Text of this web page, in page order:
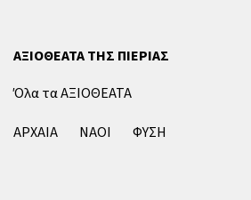
ΑΞΙΟΘΕΑΤΑ ΤΗΣ ΠΙΕΡΙΑΣ
Όλα τα ΑΞΙΟΘΕΑΤΑ
ΑΡΧΑΙΑ
ΝΑΟΙ ΦΥΣΗ